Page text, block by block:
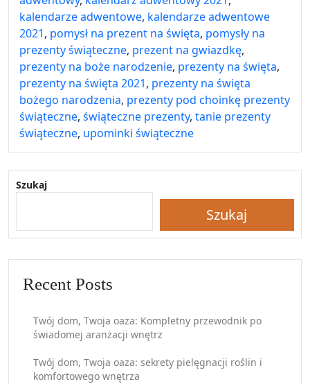
kalendarze adwentowe, kalendarze adwentowe
2021, pomysł na prezent na święta, pomysły na
prezenty świąteczne, prezent na gwiazdkę,
prezenty na boże narodzenie, prezenty na święta,
prezenty na święta 2021, prezenty na święta
bożego narodzenia, prezenty pod choinkę prezenty
świąteczne, świąteczne prezenty, tanie prezenty
świąteczne, upominki świąteczne
Szukaj
Szukaj
Recent Posts
Twój dom, Twoja oaza: Kompletny przewodnik po
świadomej aranżacji wnętrz
Twój dom, Twoja oaza: sekrety pielęgnacji roślin i
komfortowego wnętrza